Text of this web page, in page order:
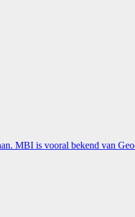
MBI is vooral bekend van